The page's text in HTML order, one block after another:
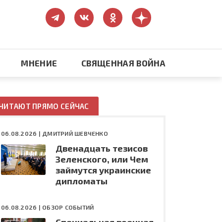
Конфликт на Украине
МНЕНИЕ СВЯЩЕННАЯ ВОЙНА
ПРЯМО СЕЙЧАС
06.08.2026 | ДМИТРИЙ ШЕВЧЕНКО
Двенадцать тезисов
Зеленского, или Чем
займутся украинские
дипломаты
06.08.2026 | ОБЗОР СОБЫТИЙ